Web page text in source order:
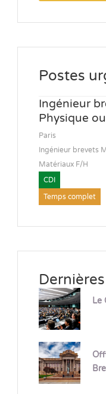
Postes
Ingénieur
Physique
Paris
Ingénieur brevets
Matériaux F/H
CDI
Temps complet
Le